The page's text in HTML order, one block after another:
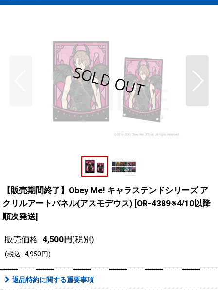
【販売期間終了】Obey Me! キャラステンドシリーズ ア
クリルアートパネル(アスモデウス) [OR-4389※4/10以降
順次発送]
販売価格: 4,500円 (税別)
(税込: 4,950円)
返品特約に関する重要事項